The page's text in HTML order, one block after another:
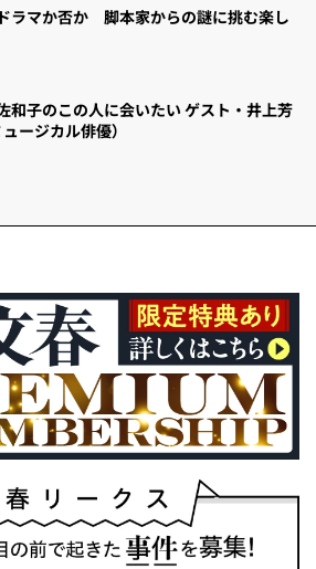
ラマか否か 脚本家からの謎に挑む楽し
和子のこの人に会いたい ゲスト・井上芳
ュージカル俳優）